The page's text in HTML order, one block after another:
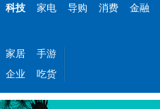
科技 家电 导购 消费 金融
家居
手游
企业
吃货